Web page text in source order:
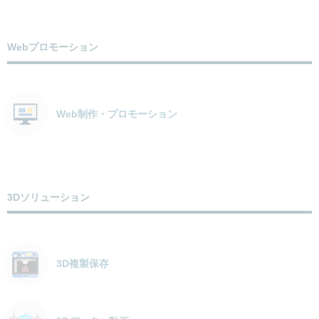
Webプロモーション
Web制作・プロモーション
3Dソリューション
3D複製保存